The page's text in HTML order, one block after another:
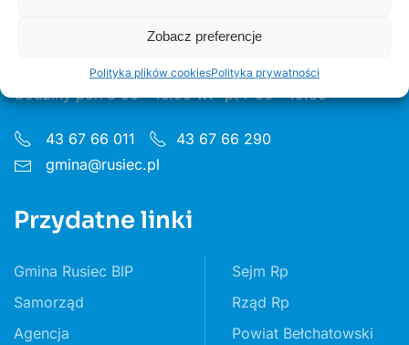
Zobacz preferencje
Polityka plików cookiesPolityka prywatności
ul. Wieluńska 35, 97-438 Rusiec
Godziny pon 8:00 - 16.00 wt– pt 7:30 - 15.30
43 67 66 011
43 67 66 290
gmina@rusiec.pl
Przydatne linki
Gmina Rusiec BIP
Samorząd
Agencja
Sejm Rp
Rząd Rp
Powiat Bełchatowski